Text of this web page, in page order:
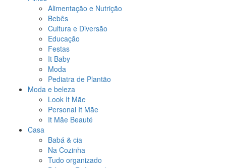
Alimentação e Nutrição
Bebês
Cultura e Diversão
Educação
Festas
It Baby
Moda
Pediatra de Plantão
Moda e beleza
Look It Mãe
Personal It Mãe
It Mãe Beauté
Casa
Babá & cia
Na Cozinha
Tudo organizado